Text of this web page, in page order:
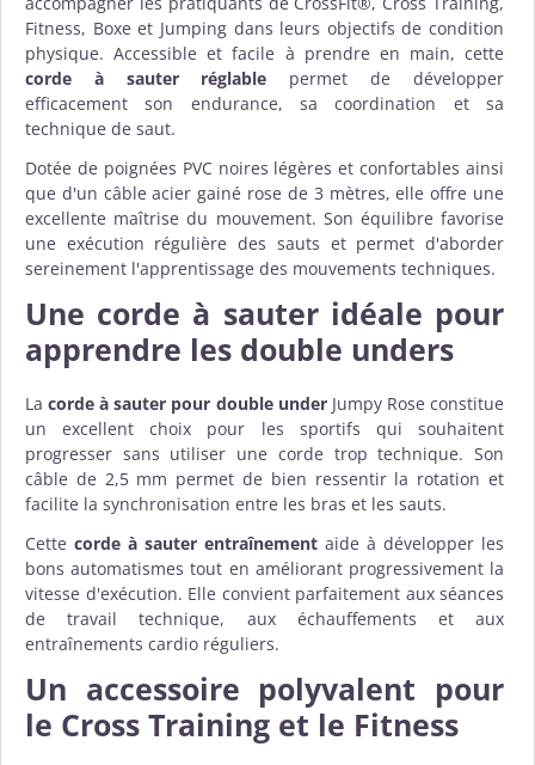
Fitness, Boxe et Jumping dans leurs objectifs de condition
physique. Accessible et facile à prendre en main, cette
corde à sauter réglable permet de développer
efficacement son endurance, sa coordination et sa
technique de saut.
Dotée de poignées PVC noires légères et confortables ainsi
que d'un câble acier gainé rose de 3 mètres, elle offre une
excellente maîtrise du mouvement. Son équilibre favorise
une exécution régulière des sauts et permet d'aborder
sereinement l'apprentissage des mouvements techniques.
Une corde à sauter idéale pour
apprendre les double unders
Lacorde à sauter pour double underJumpy Rose constitue
un excellent choix pour les sportifs qui souhaitent
progresser sans utiliser une corde trop technique. Son
câble de 2,5 mm permet de bien ressentir la rotation et
facilite la synchronisation entre les bras et les sauts.
Cette corde à sauter entraînement aide à développer les
bons automatismes tout en améliorant progressivement la
vitesse d'exécution. Elle convient parfaitement aux séances
de travail technique, aux échauffements et aux
entraînements cardio réguliers.
Un accessoire polyvalent pour
le Cross Training et le Fitness